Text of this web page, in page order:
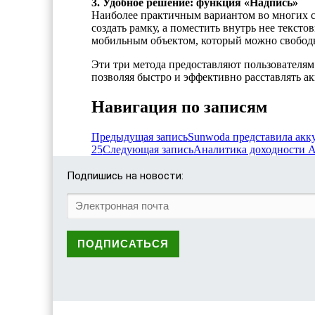
Наиболее практичным вариантом во многих
создать рамку, а поместить внутрь нее
мобильным объектом, который можно
Эти три метода предоставляют
позволяя быстро и эффективно расставлять
Навигация по записям
Предыдущая записьSunwoda представила
25Следующая записьАналитика доходности
Подпишись на новости: